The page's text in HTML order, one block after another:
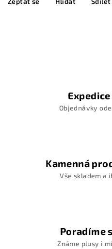
Objednávky
Kamenná
Vše skladem a
Poradíme
Známe plusy i